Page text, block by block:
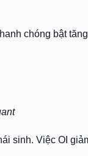
chóng bật
sinh. Việc OI